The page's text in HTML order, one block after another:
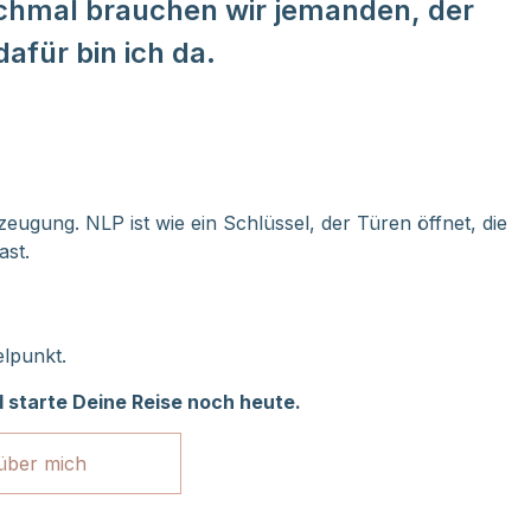
brauchen wir jemanden, der
bin ich da.
NLP ist wie ein Schlüssel, der Türen öffnet, die
Deine Reise noch heute.
mich